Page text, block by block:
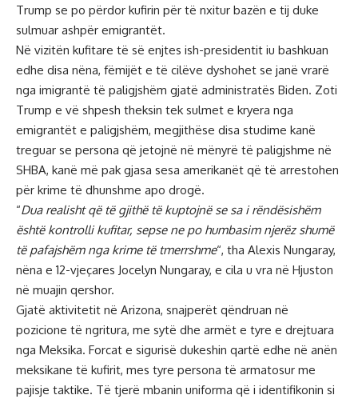
Trump se po përdor kufirin për të nxitur bazën e tij duke
sulmuar ashpër emigrantët.
Në vizitën kufitare të së enjtes ish-presidentit iu bashkuan
edhe disa nëna, fëmijët e të cilëve dyshohet se janë vrarë
nga imigrantë të paligjshëm gjatë administratës Biden. Zoti
Trump e vë shpesh theksin tek sulmet e kryera nga
emigrantët e paligjshëm, megjithëse disa studime kanë
treguar se persona që jetojnë në mënyrë të paligjshme në
SHBA, kanë më pak gjasa sesa amerikanët që të arrestohen
për krime të dhunshme apo drogë.
“Dua realisht që të gjithë të kuptojnë se sa i rëndësishëm
është kontrolli kufitar, sepse ne po humbasim njerëz shumë
të pafajshëm nga krime të tmerrshme“, tha Alexis Nungaray,
nëna e 12-vjeçares Jocelyn Nungaray, e cila u vra në Hjuston
në muajin qershor.
Gjatë aktivitetit në Arizona, snajperët qëndruan në
pozicione të ngritura, me sytë dhe armët e tyre e drejtuara
nga Meksika. Forcat e sigurisë dukeshin qartë edhe në anën
meksikane të kufirit, mes tyre persona të armatosur me
pajisje taktike. Të tjerë mbanin uniforma që i identifikonin si